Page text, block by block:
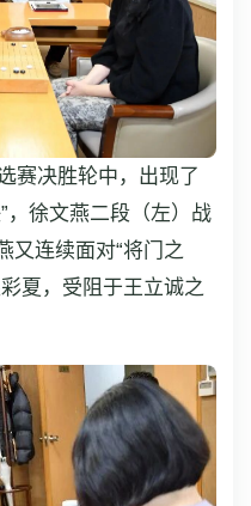
赛决胜轮中，出现了
，徐文燕二段（左）战
又连续面对“将门之
夏，受阻于王立诚之